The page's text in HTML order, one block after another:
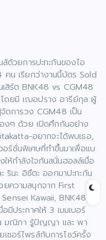
ด้วยการปะทะกันของไอ
น เรียกว่างานนี้บัตร Sold
สิร์ต BNK48 vs CGM48
ดยมี เฌอปราง อารีย์กุล ผู้
ดการวง CGM48 เป็น
งๆ ด้วย เปิดศึกกันอย่าง
อยากจะได้พบเธอ,
ร์ชั่นพิเศษที่ทำขึ้นมาเพื่อแบ
ให้กำลังใจกันสนั่นฮอลล์เมื่อ
นะ อิซึตะ ออกมาปะทะกัน
ยความสนุกจาก First
Kawaii, BNK48 x
มีประกาศให้ 3 เมมเบอร์
มณิภา รู้ปัญญา เเละ พา
อร์ไพรส์กับการโชว์ครั้ง